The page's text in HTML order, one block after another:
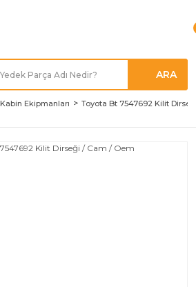
ARA
Kabin Ekipmanları Toyota Bt 7547692 Kilit